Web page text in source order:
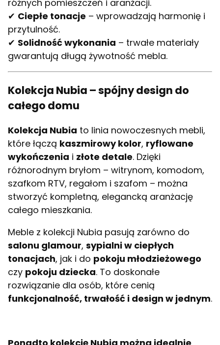
różnych pomieszczeń i aranżacji.
✔ Ciepłe tonacje – wprowadzają harmonię i
przytulność.
✔ Solidność wykonania – trwałe materiały
gwarantują długą żywotność mebla.
Kolekcja Nubia – spójny design do
całego domu
Kolekcja Nubia to linia nowoczesnych mebli,
które łączą kaszmirowy kolor, ryflowane
wykończenia i złote detale. Dzięki
różnorodnym bryłom – witrynom, komodom,
szafkom RTV, regałom i szafom – można
stworzyć kompletną, elegancką aranżację
całego mieszkania.
Meble z kolekcji Nubia pasują zarówno do
salonu glamour, sypialni w ciepłych
tonacjach, jak i do pokoju młodzieżowego
czy pokoju dziecka. To doskonałe
rozwiązanie dla osób, które cenią
funkcjonalność, trwałość i design w jednym.